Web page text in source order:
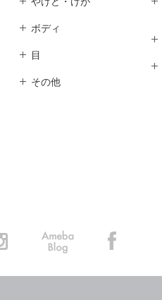
ボディ
目
その他